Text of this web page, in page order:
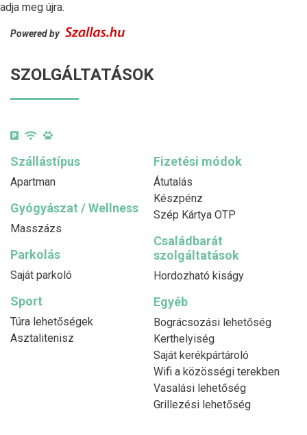
adja meg újra.
Powered by
SZOLGÁLTATÁSOK
Szállástípus
Apartman
Fizetési módok
Átutalás
Készpénz
Szép Kártya OTP
Gyógyászat / Wellness
Masszázs
Családbarát
szolgáltatások
Hordozható kiságy
Parkolás
Saját parkoló
Sport
Túra lehetőségek
Asztalitenisz
Egyéb
Bográcsozási lehetőség
Kerthelyiség
Saját kerékpártároló
Wifi a közösségi terekben
Vasalási lehetőség
Grillezési lehetőség